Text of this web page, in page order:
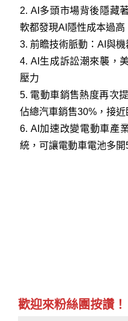
2. AI多頭市場背後隱藏
軟都發現AI隱性成本過高
3. 前瞻技術脈動：AI與
4. AI生成訴訟潮來襲，
壓力
5. 電動車銷售熱度再次
佔總汽車銷售30%，接
6. AI加速改變電動車產
統，可讓電動車電池多開
歡迎來粉絲團按讚！